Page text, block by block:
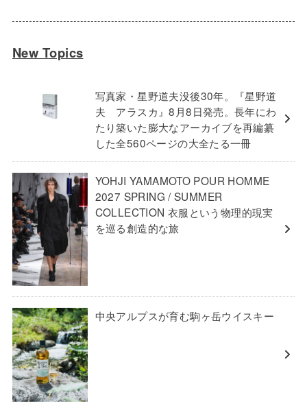
New Topics
写真家・星野道夫没後30年。『星野道
夫 アラスカ』8月8日発売。長年にわ
たり築いた膨大なアーカイブを再編纂
した全560ページの大全たる一冊
YOHJI YAMAMOTO POUR HOMME
2027 SPRING / SUMMER
COLLECTION 衣服という物理的現実
を巡る創造的な旅
中央アルプスが育む駒ヶ岳ウイスキー